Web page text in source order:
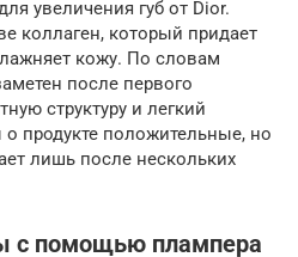
увеличения губ от Dior.
коллаген, который придает
кожу. По словам
после первого
структуру и легкий
продукте положительные, но
лишь после нескольких
с помощью плампера